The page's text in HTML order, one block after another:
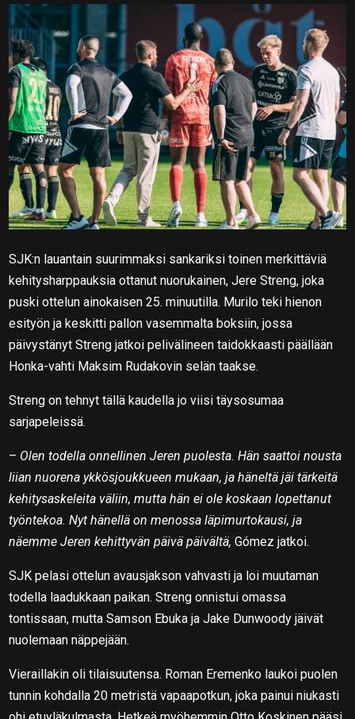
SJK:n lauantain suurimmaksi sankariksi toinen merkittäviä
kehitysharppauksia ottanut nuorukainen, Jere Streng, joka
puski ottelun ainokaisen 25. minuutilla. Murilo teki hienon
esityön ja keskitti pallon vasemmalta boksiin, jossa
päivystänyt Streng jatkoi pelivälineen taidokkaasti päällään
Honka-vahti Maksim Rudakovin selän taakse.
Streng on tehnyt tällä kaudella jo viisi täysosumaa
sarjapeleissä.
– Olen todella onnellinen Jeren puolesta. Hän saattoi nousta
liian nuorena ykkösjoukkueen mukaan, ja häneltä jäi tärkeitä
kehitysaskeleita väliin, mutta hän ei ole koskaan lopettanut
työntekoa. Nyt hänellä on menossa läpimurtokausi, ja
näemme Jeren kehittyvän päivä päivältä, Gómez jatkoi.
SJK pelasi ottelun avausjakson vahvasti ja loi muutaman
todella laadukkaan paikan. Streng onnistui omassa
tontissaan, mutta Samson Ebuka ja Jake Dunwoody jäivät
nuolemaan näppejään.
Vieraillakin oli tilaisuutensa. Roman Eremenko laukoi puolen
tunnin kohdalla 20 metristä vapaapotkun, joka painui niukasti